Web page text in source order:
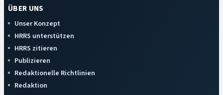
ÜBER UNS
Unser Konzept
HRRS unterstützen
HRRS zitieren
Publizieren
Redaktionelle Richtlinien
Redaktion